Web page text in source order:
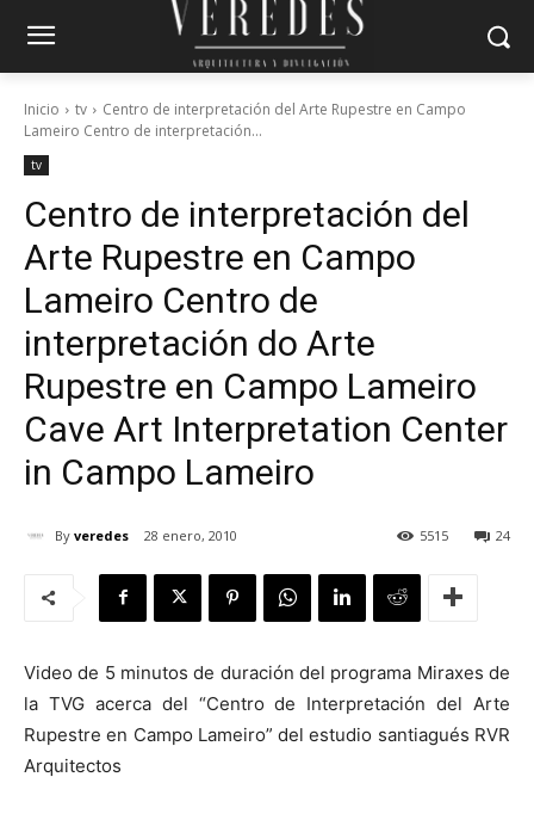
Inicio tv
Centro de interpretación del Arte Rupestre en Campo
Lameiro Centro de interpretación...
tv
Centro de interpretación del
Arte Rupestre en Campo
Lameiro Centro de
interpretación do Arte
Rupestre en Campo Lameiro
Cave Art Interpretation Center
in Campo Lameiro
By veredes 28 enero, 2010 24
5515
Video de 5 minutos de duración del programa Miraxes de
la TVG acerca del “Centro de Interpretación del Arte
Rupestre en Campo Lameiro” del estudio santiagués RVR
Arquitectos